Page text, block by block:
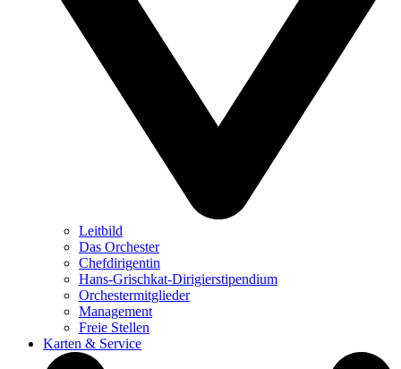
Leitbild
Das Orchester
Chefdirigentin
Hans-Grischkat-Dirigierstipendium
Orchestermitglieder
Management
Freie Stellen
Karten & Service